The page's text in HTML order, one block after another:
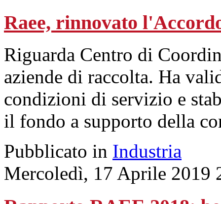
Raee, rinnovato
Riguarda Centro di
aziende di raccolta. Ha
condizioni di servizio e
il fondo a supporto della
Pubblicato in Industria
Mercoledì, 17 Aprile 2019